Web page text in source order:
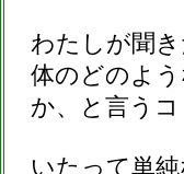
わたしが聞
体のどのよ
か、と言う
いたって単